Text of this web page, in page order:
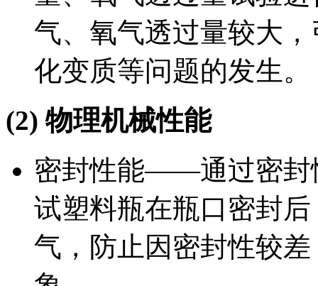
气、氧气透过量较大
化变质等问题的发生。
(2) 物理机械性能
密封性能——通过密封
试塑料瓶在瓶口密封
气，防止因密封性较